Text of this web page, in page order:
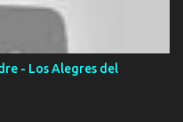
Pariente 7 arreglan
que ordené NOS HACE
EL 24 SIEMPRE FUE UN
PELEAND0 SIEMPRE
EL LEGADO Es el DOS de
- Los Alegres del